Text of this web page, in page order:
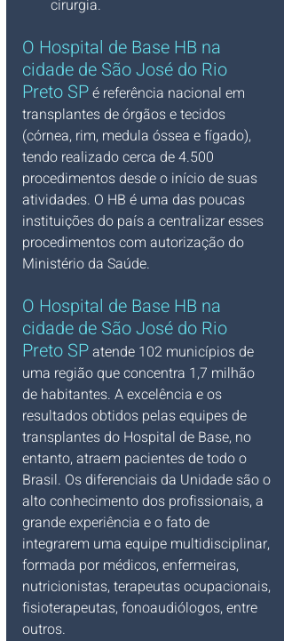
cirurgia.
O Hospital de Base HB na
cidade de São José do Rio
Preto SP é referência nacional em
transplantes de órgãos e tecidos
(córnea, rim, medula óssea e fígado),
tendo realizado cerca de 4.500
procedimentos desde o início de suas
atividades. O HB é uma das poucas
instituições do país a centralizar esses
procedimentos com autorização do
Ministério da Saúde.
O Hospital de Base HB na
cidade de São José do Rio
Preto SP atende 102 municípios de
uma região que concentra 1,7 milhão
de habitantes. A excelência e os
resultados obtidos pelas equipes de
transplantes do Hospital de Base, no
entanto, atraem pacientes de todo o
Brasil. Os diferenciais da Unidade são o
alto conhecimento dos profissionais, a
grande experiência e o fato de
integrarem uma equipe multidisciplinar,
formada por médicos, enfermeiras,
nutricionistas, terapeutas ocupacionais,
fisioterapeutas, fonoaudiólogos, entre
outros.